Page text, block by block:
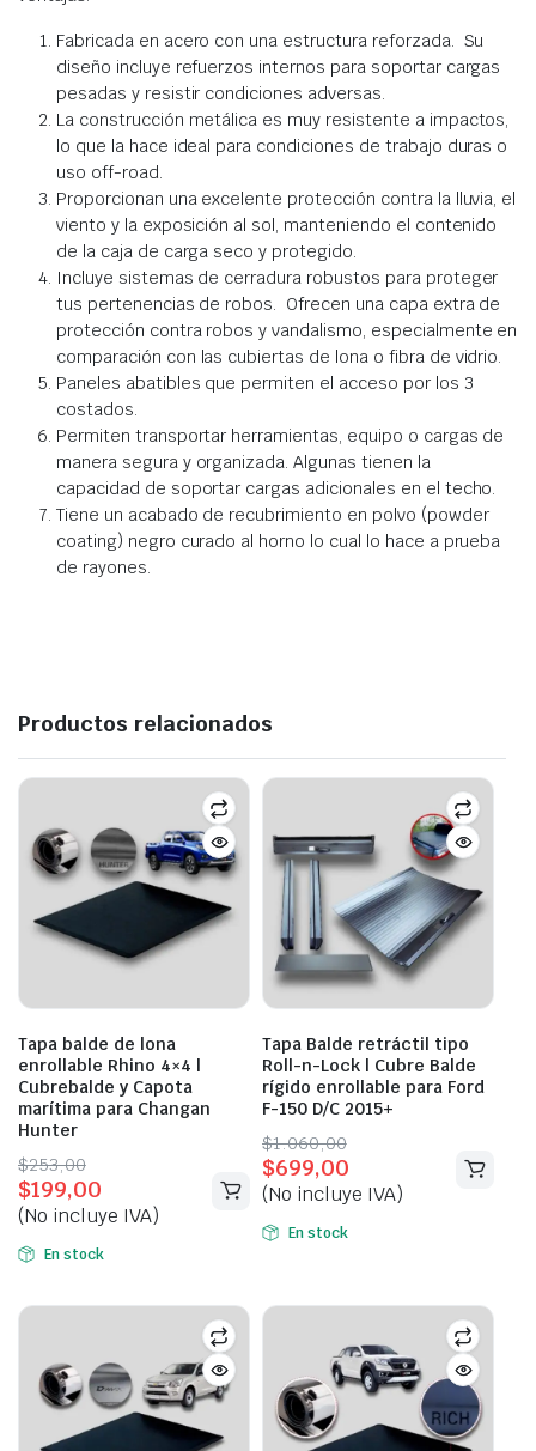
Fabricada en acero con una estructura reforzada. Su
diseño incluye refuerzos internos para soportar cargas
pesadas y resistir condiciones adversas.
La construcción metálica es muy resistente a impactos,
lo que la hace ideal para condiciones de trabajo duras o
uso off-road.
Proporcionan una excelente protección contra la lluvia, el
viento y la exposición al sol, manteniendo el contenido
de la caja de carga seco y protegido.
Incluye sistemas de cerradura robustos para proteger
tus pertenencias de robos. Ofrecen una capa extra de
protección contra robos y vandalismo, especialmente en
comparación con las cubiertas de lona o fibra de vidrio.
Paneles abatibles que permiten el acceso por los 3
costados.
Permiten transportar herramientas, equipo o cargas de
manera segura y organizada. Algunas tienen la
capacidad de soportar cargas adicionales en el techo.
Tiene un acabado de recubrimiento en polvo (powder
coating) negro curado al horno lo cual lo hace a prueba
de rayones.
Productos relacionados
Tapa balde de lona
enrollable Rhino 4×4 |
Cubrebalde y Capota
marítima para Changan
Hunter
$253,00
Original
price
was:
$253,00.
$199,00
Current
price
is:
$199,00.
(No incluye IVA)
En stock
Tapa Balde retráctil tipo
Roll-n-Lock | Cubre Balde
rígido enrollable para Ford
F-150 D/C 2015+
$1.060,00
Original
price
was:
$1.060,00.
$699,00
Current
price
is:
$699,00.
(No incluye IVA)
En stock